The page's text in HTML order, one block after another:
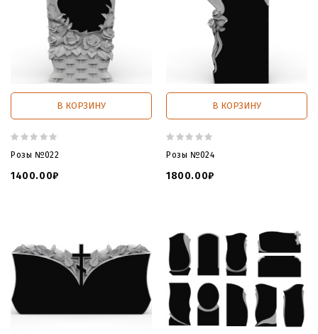
В КОРЗИНУ
Розы №022
1400.00₽
В КОРЗИНУ
Розы №024
1800.00₽